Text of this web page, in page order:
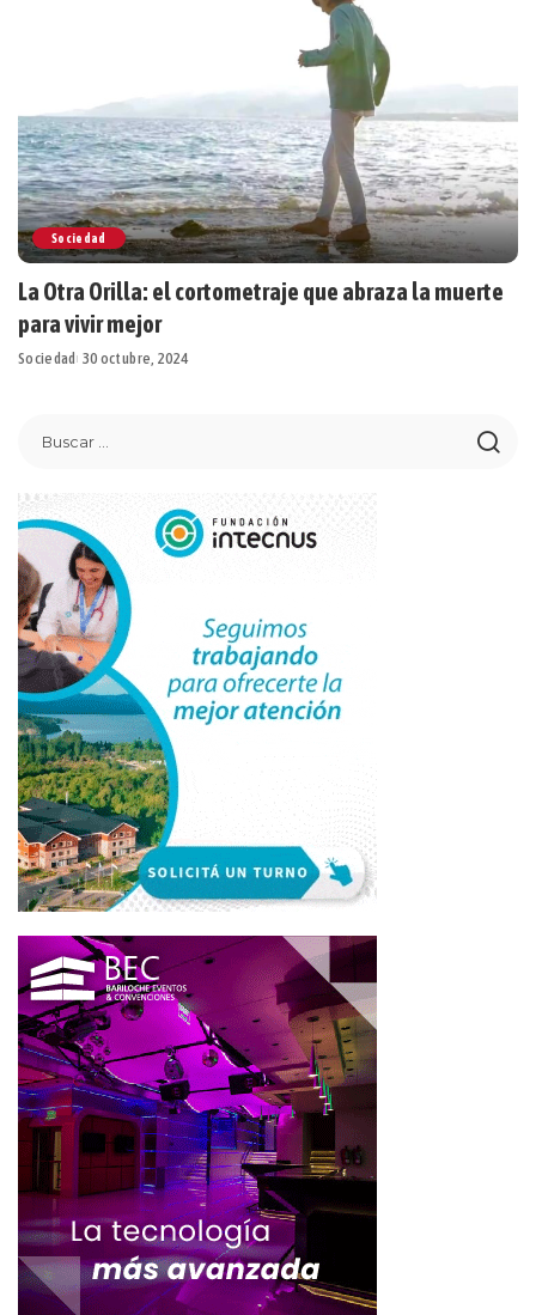
Sociedad
La Otra Orilla: el cortometraje que abraza la muerte
para vivir mejor
Sociedad 30 octubre, 2024